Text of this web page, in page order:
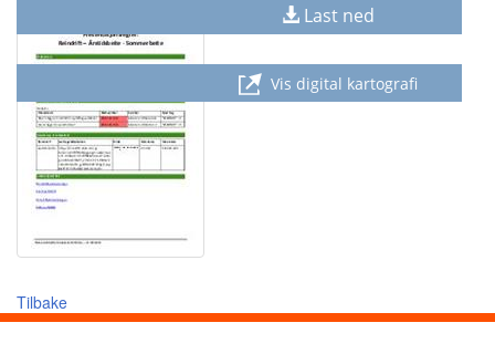
Last ned
Vis digital kartografi
Tilbake